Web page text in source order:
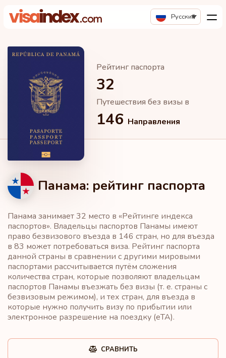
Русский
Рейтинг паспорта
32
Путешествия без визы в
146 Направления
Панама: рейтинг паспорта
Панама занимает 32 место в «Рейтинге индекса
паспортов». Владельцы паспортов Панамы имеют
право безвизового въезда в 146 стран, но для въезда
в 83 может потребоваться виза. Рейтинг паспорта
данной страны в сравнении с другими мировыми
паспортами рассчитывается путём сложения
количества стран, которые позволяют владельцам
паспортов Панамы въезжать без визы (т. е. страны с
безвизовым режимом), и тех стран, для въезда в
которые нужно получить визу по прибытии или
электронное разрешение на поездку (eTA).
СРАВНИТЬ